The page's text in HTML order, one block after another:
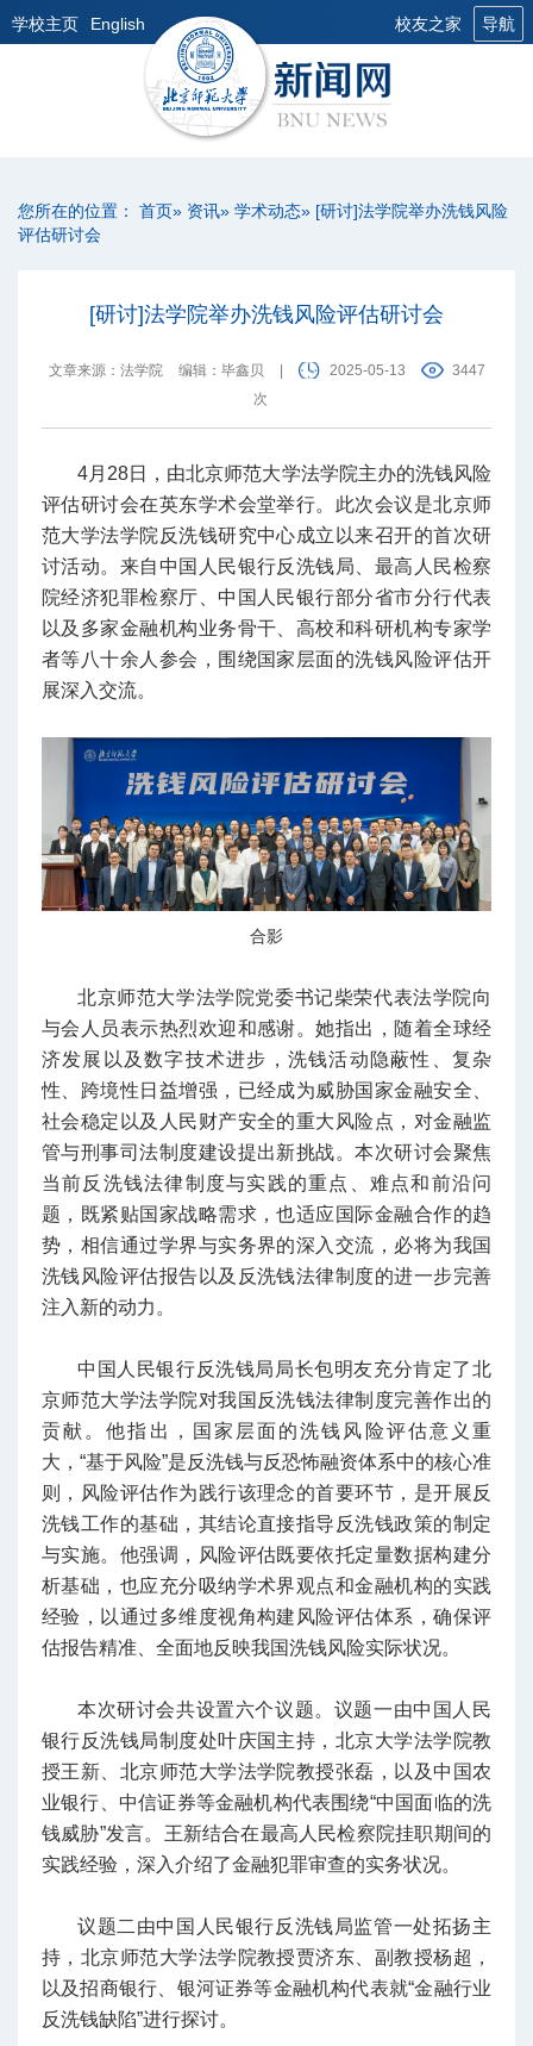
学校主页 English 校友之家 导航
您所在的位置： 首页» 资讯» 学术动态» [研讨]法学院举办洗钱风险
评估研讨会
[研讨]法学院举办洗钱风险评估研讨会
文章来源：法学院 编辑：毕鑫贝 2025-05-13
3447
次
4月28日，由北京师范大学法学院主办的洗钱风险
评估研讨会在英东学术会堂举行。此次会议是北京师
范大学法学院反洗钱研究中心成立以来召开的首次研
讨活动。来自中国人民银行反洗钱局、最高人民检察
院经济犯罪检察厅、中国人民银行部分省市分行代表
以及多家金融机构业务骨干、高校和科研机构专家学
者等八十余人参会，围绕国家层面的洗钱风险评估开
展深入交流。
合影
北京师范大学法学院党委书记柴荣代表法学院向
与会人员表示热烈欢迎和感谢。她指出，随着全球经
济发展以及数字技术进步，洗钱活动隐蔽性、复杂
性、跨境性日益增强，已经成为威胁国家金融安全、
社会稳定以及人民财产安全的重大风险点，对金融监
管与刑事司法制度建设提出新挑战。本次研讨会聚焦
当前反洗钱法律制度与实践的重点、难点和前沿问
题，既紧贴国家战略需求，也适应国际金融合作的趋
势，相信通过学界与实务界的深入交流，必将为我国
洗钱风险评估报告以及反洗钱法律制度的进一步完善
注入新的动力。
中国人民银行反洗钱局 局长包明友充分肯定了北
京师范大学法学院对我国反洗钱法律制度完善作出的
贡献。他指出，国家层面的洗钱风险评估意义重
大，“基于风险”是反洗钱与反恐怖融资体系中的核心准
则，风险评估作为践行该理念的首要环节，是开展反
洗钱工作的基础，其结论直接指导反洗钱政策的制定
与实施。他强调，风险评估既要依托定量数据构建分
析基础，也应充分吸纳学术界观点和金融机构的实践
经验，以通过多维度视角构建风险评估体系，确保评
估报告精准、全面地反映我国洗钱风险实际状况。
本次研讨会共设置六个议题。议题一由中国人民
银行反洗钱局制度处叶庆国主持，北京大学法学院教
授王新、北京师范大学法学院教授张磊，以及中国农
业银行、中信证券等金融机构代表围绕“中国面临的洗
钱威胁”发言。王新结合在最高人民检察院挂职期间的
实践经验，深入介绍了金融犯罪审查的实务状况。
议题二由中国人民银行反洗钱局监管一处拓扬主
持，北京师范大学法学院教授贾济东、副教授杨超，
以及招商银行、银河证券等金融机构代表就“金融行业
反洗钱缺陷”进行探讨。